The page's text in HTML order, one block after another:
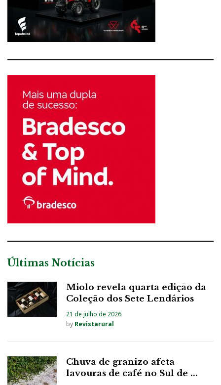
Últimas Notícias
Miolo revela quarta edição da
Coleção dos Sete Lendários
21 de julho de 2026
by Revistarural
Chuva de granizo afeta
lavouras de café no Sul de ...